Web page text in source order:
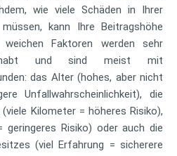
wie viele Schäden in Ihrer
kann Ihre Beitragshöhe
Faktoren werden sehr
und sind meist mit
das Alter (hohes, aber nicht
Unfallwahrscheinlichkeit), die
Kilometer = höheres Risiko),
geringeres Risiko) oder auch die
(viel Erfahrung = sicherere